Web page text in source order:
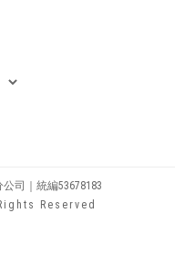
司｜統編53678183
Reserved